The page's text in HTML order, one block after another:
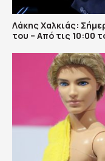
Λάκης Χαλκιάς:
του – Από τις 10:00